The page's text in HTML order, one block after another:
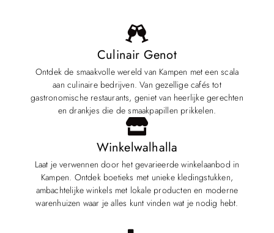
Culinair Genot
Ontdek de smaakvolle wereld van Kampen met een scala
aan culinaire bedrijven. Van gezellige cafés tot
gastronomische restaurants, geniet van heerlijke gerechten
en drankjes die de smaakpapillen prikkelen.
Winkelwalhalla
Laat je verwennen door het gevarieerde winkelaanbod in
Kampen. Ontdek boetieks met unieke kledingstukken,
ambachtelijke winkels met lokale producten en moderne
warenhuizen waar je alles kunt vinden wat je nodig hebt.